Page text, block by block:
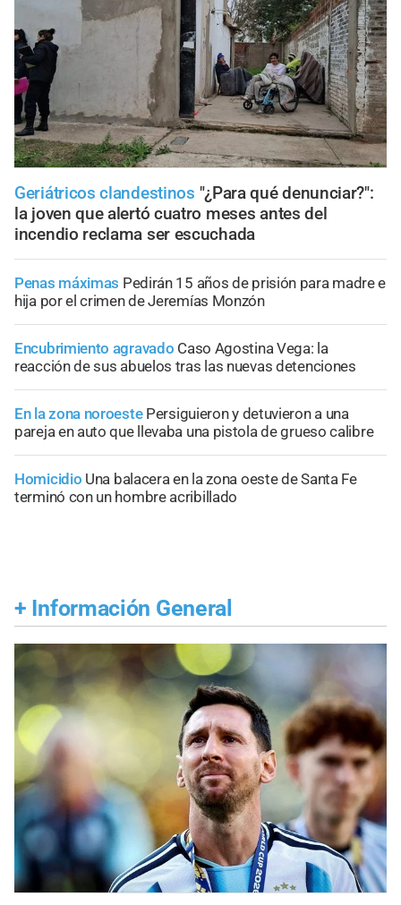
Geriátricos clandestinos "¿Para qué denunciar?":
la joven que alertó cuatro meses antes del
incendio reclama ser escuchada
Penas máximas Pedirán 15 años de prisión para madre e
hija por el crimen de Jeremías Monzón
Encubrimiento agravado Caso Agostina Vega: la
reacción de sus abuelos tras las nuevas detenciones
En la zona noroeste Persiguieron y detuvieron a una
pareja en auto que llevaba una pistola de grueso calibre
Homicidio Una balacera en la zona oeste de Santa Fe
terminó con un hombre acribillado
+ Información General